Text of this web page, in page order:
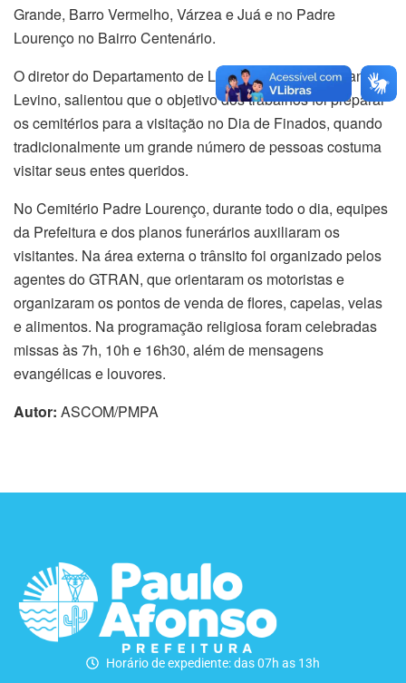
Grande, Barro Vermelho, Várzea e Juá e no Padre
Lourenço no Bairro Centenário.
O diretor do Departamento de Limpeza Pública, Edvan
Levino, salientou que o objetivo dos trabalhos foi preparar
os cemitérios para a visitação no Dia de Finados, quando
tradicionalmente um grande número de pessoas costuma
visitar seus entes queridos.
No Cemitério Padre Lourenço, durante todo o dia, equipes
da Prefeitura e dos planos funerários auxiliaram os
visitantes. Na área externa o trânsito foi organizado pelos
agentes do GTRAN, que orientaram os motoristas e
organizaram os pontos de venda de flores, capelas, velas
e alimentos. Na programação religiosa foram celebradas
missas às 7h, 10h e 16h30, além de mensagens
evangélicas e louvores.
Autor: ASCOM/PMPA
Horário de expediente: das 07h as 13h